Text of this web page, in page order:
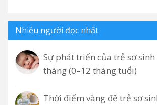
Nhiều người đọc nhất
Sự phát triển của trẻ sơ
tháng (0–12 tháng tuổi)
Thời điểm vàng để trẻ sơ